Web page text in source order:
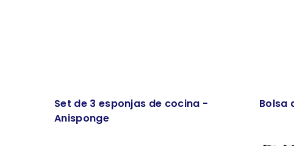
Set de 3 esponjas de cocina -
Anisponge
Bolsa